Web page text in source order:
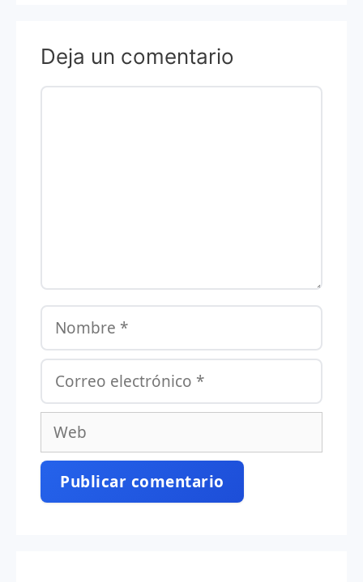
Deja un comentario
Comentario
Nombre
Correo
electrónico
Web